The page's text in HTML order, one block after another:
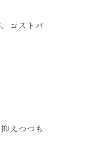
コストパ
えつつも